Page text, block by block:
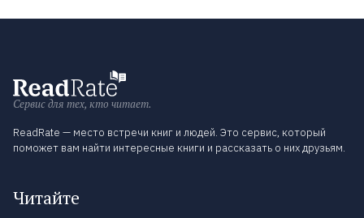
Сервис для тех, кто читает.
ReadRate — место встречи книг и людей. Это сервис, который
поможет вам найти интересные книги и рассказать о них друзьям.
Читайте